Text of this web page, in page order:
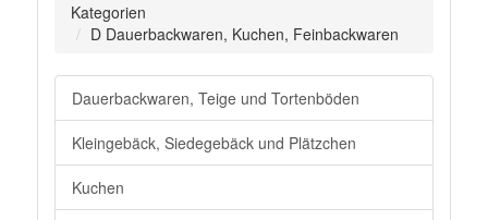
Kategorien
D Dauerbackwaren, Kuchen, Feinbackwaren
Dauerbackwaren, Teige und Tortenböden
Kleingebäck, Siedegebäck und Plätzchen
Kuchen